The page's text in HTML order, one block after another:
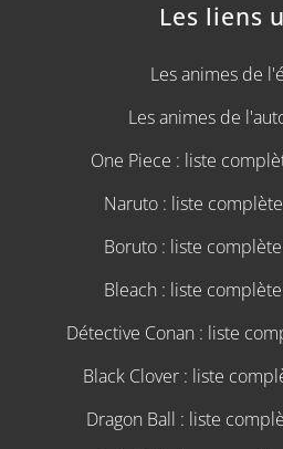
Les liens
Les animes de
Les animes de
One Piece : liste
Naruto : liste
Boruto : liste
Bleach : liste
Détective Conan : liste
Black Clover : liste
Dragon Ball : liste